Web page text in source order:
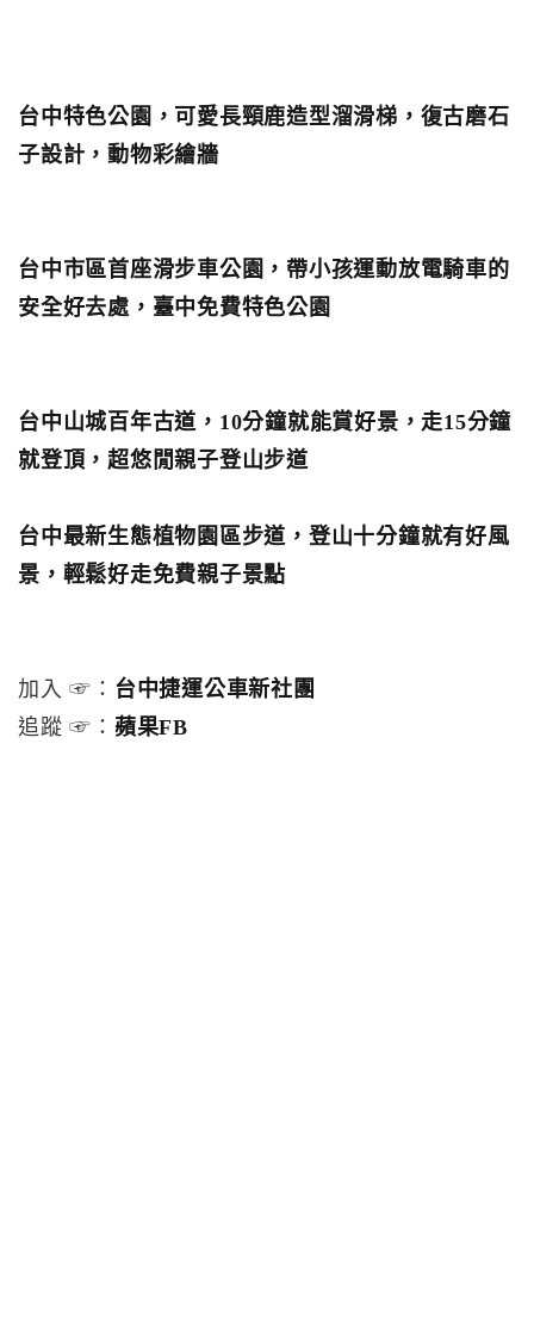
台中特色公園，可愛長頸鹿造型溜滑梯，復古磨石
子設計，動物彩繪牆
台中市區首座滑步車公園，帶小孩運動放電騎車的
安全好去處，臺中免費特色公園
台中山城百年古道，10分鐘就能賞好景，走15分鐘
就登頂，超悠閒親子登山步道
台中最新生態植物園區步道，登山十分鐘就有好風
景，輕鬆好走免費親子景點
加入 ☞： 台中捷運公車新社團
追蹤 ☞： 蘋果FB